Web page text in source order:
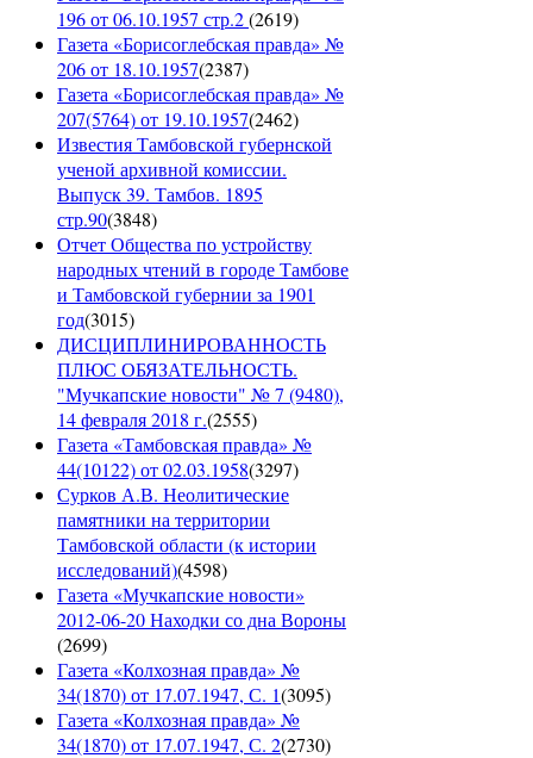
196 от 06.10.1957 стр.2(2619)
Газета «Борисоглебская правда» №
206 от 18.10.1957(2387)
Газета «Борисоглебская правда» №
207(5764) от 19.10.1957(2462)
Известия Тамбовской губернской
ученой архивной комиссии.
Выпуск 39. Тамбов. 1895
стр.90(3848)
Отчет Общества по устройству
народных чтений в городе Тамбове
и Тамбовской губернии за 1901
год(3015)
ДИСЦИПЛИНИРОВАННОСТЬ
ПЛЮС ОБЯЗАТЕЛЬНОСТЬ.
"Мучкапские новости" № 7 (9480),
14 февраля 2018 г.(2555)
Газета «Тамбовская правда» №
44(10122) от 02.03.1958(3297)
Сурков А.В. Неолитические
памятники на территории
Тамбовской области (к истории
исследований)(4598)
Газета «Мучкапские новости»
2012-06-20 Находки со дна Вороны
(2699)
Газета «Колхозная правда» №
34(1870) от 17.07.1947, С. 1(3095)
Газета «Колхозная правда» №
34(1870) от 17.07.1947, С. 2(2730)